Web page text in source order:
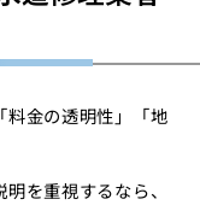
料金の透明性」「地
を重視するなら、